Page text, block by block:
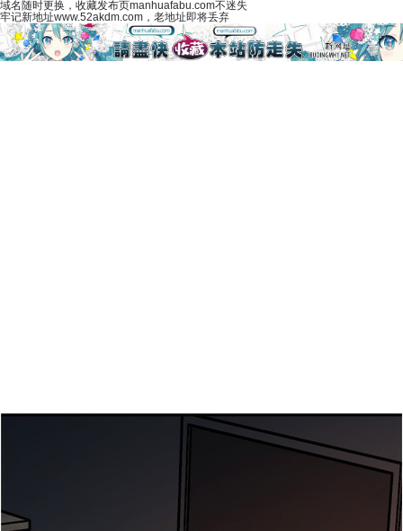
域名随时更换，收藏发布页manhuafabu.com不迷失
牢记新地址www.52akdm.com，老地址即将丢弃